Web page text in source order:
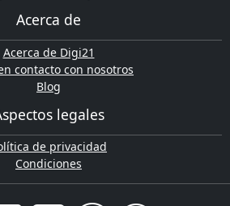
Acerca de
Acerca de Digi21
contacto con nosotros
Blog
legales
de privacidad
Condiciones